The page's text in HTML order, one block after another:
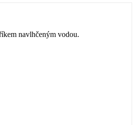
navlhčeným vodou.